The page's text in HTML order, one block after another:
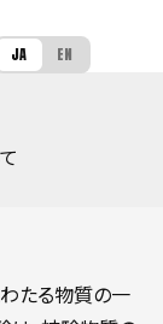
JA EN
たる物質の一